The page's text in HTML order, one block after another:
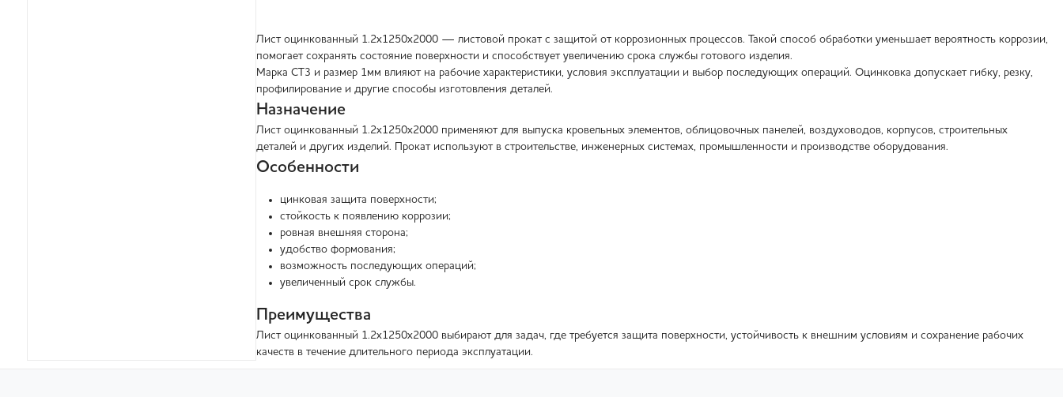
Лист оцинкованный 1.2х1250х2000 — листовой прокат с защитой от коррозионных процессов. Такой способ обработки уменьшает вероятность коррозии,
помогает сохранять состояние поверхности и способствует увеличению срока службы готового изделия.
Марка СТ3 и размер 1мм влияют на рабочие характеристики, условия эксплуатации и выбор последующих операций. Оцинковка допускает гибку, резку,
профилирование и другие способы изготовления деталей.
Назначение
Лист оцинкованный 1.2х1250х2000 применяют для выпуска кровельных элементов, облицовочных панелей, воздуховодов, корпусов, строительных
деталей и других изделий. Прокат используют в строительстве, инженерных системах, промышленности и производстве оборудования.
Особенности
цинковая защита поверхности;
стойкость к появлению коррозии;
ровная внешняя сторона;
удобство формования;
возможность последующих операций;
увеличенный срок службы.
Преимущества
Лист оцинкованный 1.2х1250х2000 выбирают для задач, где требуется защита поверхности, устойчивость к внешним условиям и сохранение рабочих
качеств в течение длительного периода эксплуатации.